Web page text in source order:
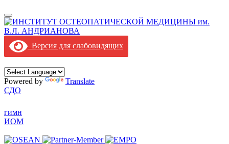
Версия для слабовидящих
Powered by
Translate
СДО
гимн
ИОМ